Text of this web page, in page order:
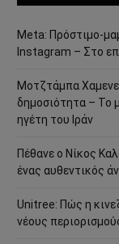
Meta: Πρόστιμο-
Instagram – Στο
Μοτζτάμπα
δημοσιότητα – Το
ηγέτη του Ιράν
Πέθανε ο Νίκος
ένας αυθεντικός
Unitree: Πώς η
νέους